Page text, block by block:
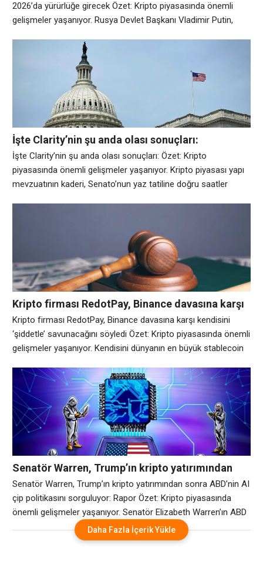
2026’da yürürlüğe girecek Özet: Kripto piyasasında önemli
gelişmeler yaşanıyor. Rusya Devlet Başkanı Vladimir Putin,
oluşturan bir yasa imzaladı. Rusya parlamentosunun alt
meclisi Devlet Duması’nın resmi kayıtlarına göre Putin, “Dijital
Para Birimleri ve Dijital Haklar Hakkında” başlıklı 1194918-8
numaralı yasa tasarısını
İşte Clarity’nin şu anda olası sonuçları:
İşte Clarity’nin şu anda olası sonuçları: Özet: Kripto
piyasasında önemli gelişmeler yaşanıyor. Kripto piyasası yapı
mevzuatının kaderi, Senato’nun yaz tatiline doğru saatler
organının tasarıyı oylayıp oylayamayacağı veya ne zaman
oylayabileceği konusunda resmi
Kripto firması RedotPay, Binance davasına karşı
kendisini ‘şiddetle’ savunacağını söyledi
Kripto firması RedotPay, Binance davasına karşı kendisini
‘şiddetle’ savunacağını söyledi Özet: Kripto piyasasında önemli
gelişmeler yaşanıyor. Kendisini dünyanın en büyük stablecoin
Çarşamba günü CoinDesk’e yaptığı açıklamada, Binance’in
470.000 kullanıcıyı kaçırdığı iddiasıyla açılan 470 milyon dolarlık
davaya karşı kendisini “şiddetle” savunacağını söyledi. Firma
e-postayla yaptığı açıklamada, “RedotPay, Binance tarafından
başlatılan
Senatör Warren, Trump’ın kripto yatırımından
sonra ABD’nin AI çip politikasını sorguluyor:
Rapor
Senatör Warren, Trump’ın kripto yatırımından sonra ABD’nin AI
çip politikasını sorguluyor: Rapor Özet: Kripto piyasasında
önemli gelişmeler yaşanıyor. Senatör Elizabeth Warren’ın ABD
Ticaret Bakanlığı’ndan, ülkenin Başkan Donald Trump’ın aile
destekli kripto para girişimi World Liberty Financial’a yaptığı
Daha Fazla İçerik Yükle